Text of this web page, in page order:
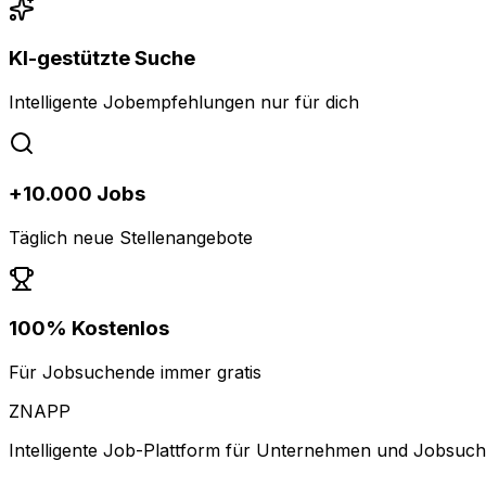
KI-gestützte Suche
Intelligente Jobempfehlungen nur für dich
+10.000 Jobs
Täglich neue Stellenangebote
100% Kostenlos
Für Jobsuchende immer gratis
ZNAPP
Intelligente Job-Plattform für Unternehmen und